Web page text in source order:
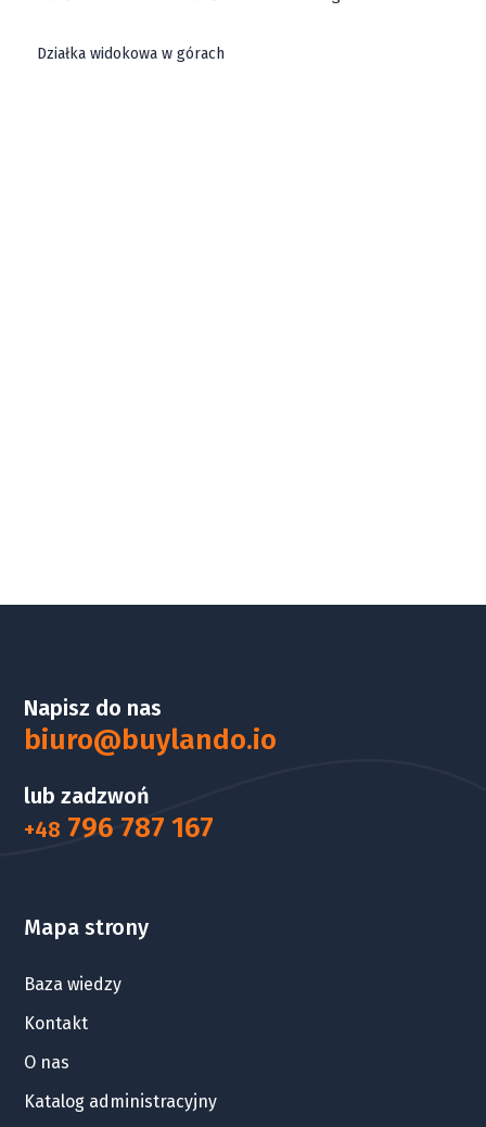
Działka widokowa w górach
Napisz do nas
biuro@buylando.io
lub zadzwoń
+48 796 787 167
Mapa strony
Baza wiedzy
Kontakt
O nas
Katalog administracyjny